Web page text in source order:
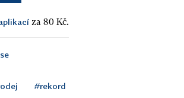
za 80 Kč.
#rekord